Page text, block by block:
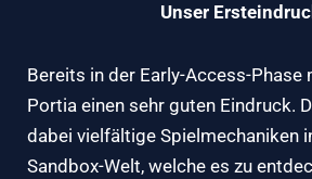
Unser
Bereits in der Early-Access-Phase
Portia einen sehr guten Eindruck.
dabei vielfältige Spielmechaniken
Sandbox-Welt, welche es zu